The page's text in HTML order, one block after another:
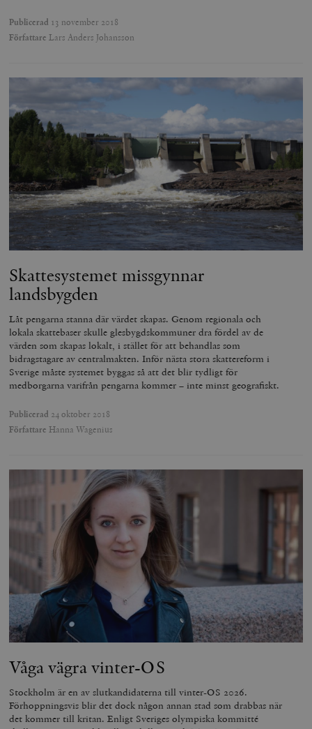
Publicerad 13 november 2018
Författare Lars Anders Johansson
Skattesystemet missgynnar
landsbygden
Låt pengarna stanna där värdet skapas. Genom regionala och
lokala skattebaser skulle glesbygdskommuner dra fördel av de
värden som skapas lokalt, i stället för att behandlas som
bidragstagare av centralmakten. Inför nästa stora skattereform i
Sverige måste systemet byggas så att det blir tydligt för
medborgarna varifrån pengarna kommer – inte minst geografiskt.
Publicerad 24 oktober 2018
Författare Hanna Wagenius
Våga vägra vinter-OS
Stockholm är en av slutkandidaterna till vinter-OS 2026.
Förhoppningsvis blir det dock någon annan stad som drabbas när
det kommer till kritan. Enligt Sveriges olympiska kommitté